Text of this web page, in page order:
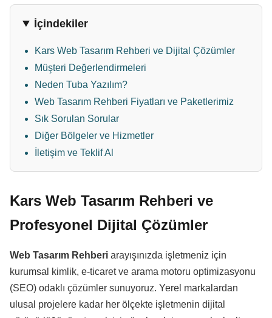
İçindekiler
Kars Web Tasarım Rehberi ve Dijital Çözümler
Müşteri Değerlendirmeleri
Neden Tuba Yazılım?
Web Tasarım Rehberi Fiyatları ve Paketlerimiz
Sık Sorulan Sorular
Diğer Bölgeler ve Hizmetler
İletişim ve Teklif Al
Kars Web Tasarım Rehberi ve
Profesyonel Dijital Çözümler
Web Tasarım Rehberi arayışınızda işletmeniz için
kurumsal kimlik, e-ticaret ve arama motoru optimizasyonu
(SEO) odaklı çözümler sunuyoruz. Yerel markalardan
ulusal projelere kadar her ölçekte işletmenin dijital